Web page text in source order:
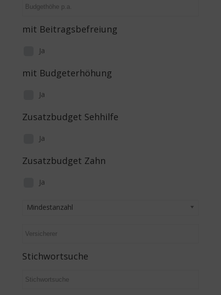
mit Beitragsbefreiung
Ja
mit Budgeterhöhung
Ja
Zusatzbudget Sehhilfe
Ja
Zusatzbudget Zahn
Ja
Mindestanzahl
Stichwortsuche